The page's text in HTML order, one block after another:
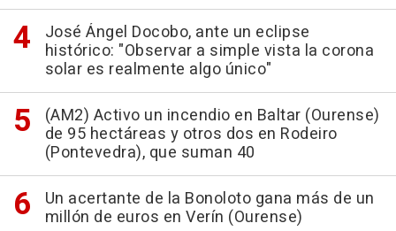
José Ángel Docobo, ante un eclipse
histórico: "Observar a simple vista la corona
solar es realmente algo único"
(AM2) Activo un incendio en Baltar (Ourense)
de 95 hectáreas y otros dos en Rodeiro
(Pontevedra), que suman 40
Un acertante de la Bonoloto gana más de un
millón de euros en Verín (Ourense)